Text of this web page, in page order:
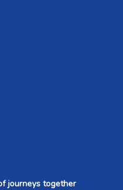
journeys together